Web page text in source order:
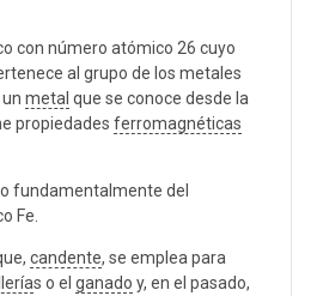
con número atómico 26 cuyo
al grupo de los metales
metal que se conoce desde la
propiedades ferromagnéticas
fundamentalmente del
Fe.
candente, se emplea para
s o el ganado y, en el pasado,